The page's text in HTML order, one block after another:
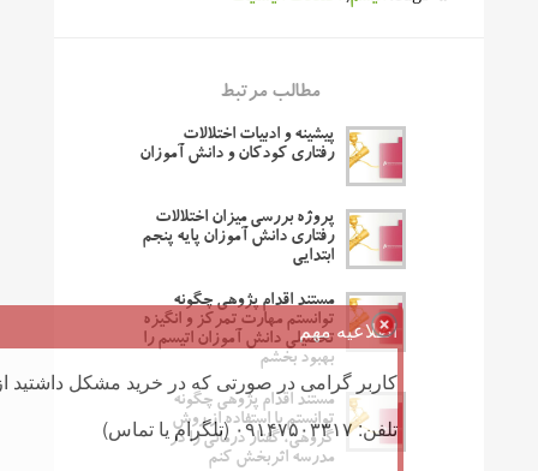
مطالب مرتبط
پیشینه و ادبیات اختلالات
رفتاری کودکان و دانش آموزان
پروژه بررسی میزان اختلالات
رفتاری دانش آموزان پایه پنجم
ابتدایی
مستند اقدام پژوهی چگونه
توانستم مهارت تمرکز و انگیزه
تحصیلی دانش آموزان اتیسم را
بهبود بخشم
مستند اقدام پژوهی چگونه
توانستم با استفاده از روش
گروهی، گفتار درمانی را در
مدرسه اثربخش کنم
اطلاعیه مهم
کاربر گرامی در صورتی که در خرید مشکل داشتید
تلفن: ۰۹۱۴۷۵۰۳۳۱۷ (تلگرام یا تماس)